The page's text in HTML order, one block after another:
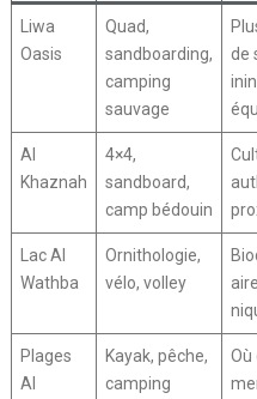
Liwa
Oasis
Quad,
sandboarding,
camping
sauvage
de
Al
Khaznah
4×4,
sandboard,
camp bédouin
Lac Al
Wathba
Ornithologie,
vélo, volley
Plages
Al
Kayak, pêche,
camping
Où